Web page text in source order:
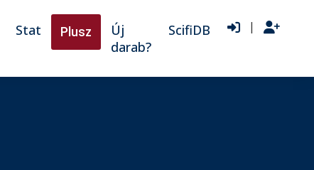
Stat Plusz
Új
darab?
ScifiDB |